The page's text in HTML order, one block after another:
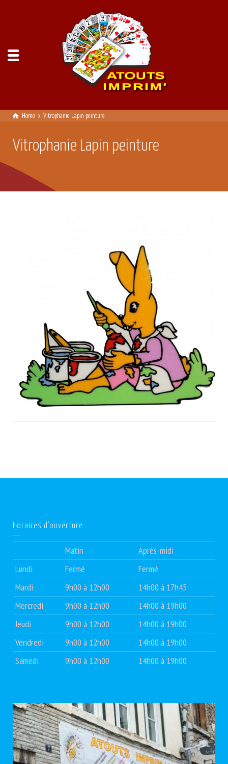
Home Vitrophanie Lapin peinture
Vitrophanie Lapin peinture
Horaires d’ouverture
Matin
Après-midi
Lundi
Fermé
Fermé
Mardi
9h00 à 12h00
14h00 à 17h45
Mercredi
9h00 à 12h00
14h00 à 19h00
Jeudi
9h00 à 12h00
14h00 à 19h00
Vendredi
9h00 à 12h00
14h00 à 19h00
Samedi
9h00 à 12h00 14h00 à 19h00